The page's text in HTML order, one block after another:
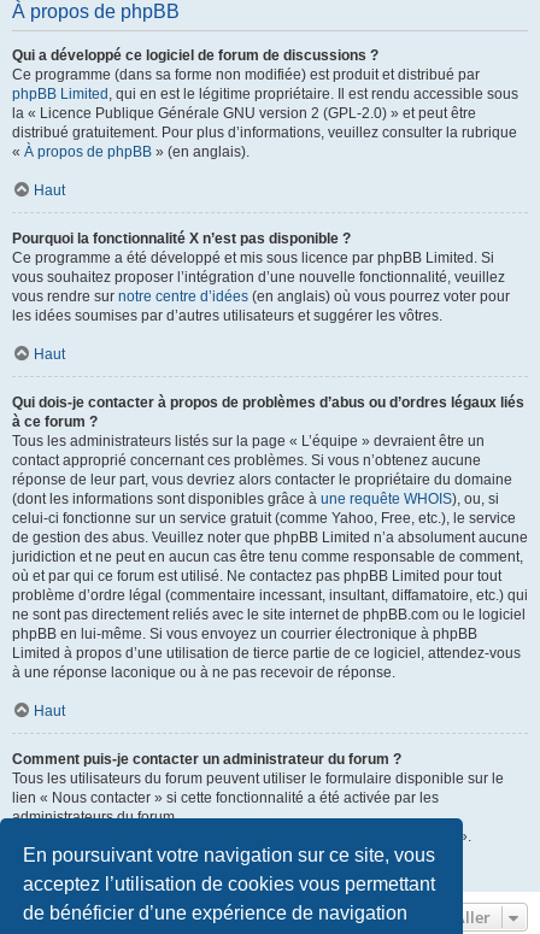
En poursuivant votre navigation sur ce site, vous
acceptez l’utilisation de cookies vous permettant
de bénéficier d’une expérience de navigation
À propos de phpBB
Qui a développé ce logiciel de forum de discussions ?
Ce programme (dans sa forme non modifiée) est produit et distribué par
phpBB Limited , qui en est le légitime propriétaire. Il est rendu accessible sous
la « Licence Publique Générale GNU version 2 (GPL-2.0) » et peut être
distribué gratuitement. Pour plus d’informations, veuillez consulter la rubrique
« À propos de phpBB » (en anglais).
Haut
Pourquoi la fonctionnalité X n’est pas disponible ?
Ce programme a été développé et mis sous licence par phpBB Limited. Si
vous souhaitez proposer l’intégration d’une nouvelle fonctionnalité, veuillez
vous rendre sur notre centre d’idées (en anglais) où vous pourrez voter pour
les idées soumises par d’autres utilisateurs et suggérer les vôtres.
Haut
Qui dois-je contacter à propos de problèmes d’abus ou d’ordres légaux liés
à ce forum ?
Tous les administrateurs listés sur la page « L’équipe » devraient être un
contact approprié concernant ces problèmes. Si vous n’obtenez aucune
réponse de leur part, vous devriez alors contacter le propriétaire du domaine
(dont les informations sont disponibles grâce à une requête WHOIS), ou, si
celui-ci fonctionne sur un service gratuit (comme Yahoo, Free, etc.), le service
de gestion des abus. Veuillez noter que phpBB Limited n’a absolument aucune
juridiction et ne peut en aucun cas être tenu comme responsable de comment,
où et par qui ce forum est utilisé. Ne contactez pas phpBB Limited pour tout
problème d’ordre légal (commentaire incessant, insultant, diffamatoire, etc.) qui
ne sont pas directement reliés avec le site internet de phpBB.com ou le logiciel
phpBB en lui-même. Si vous envoyez un courrier électronique à phpBB
Limited à propos d’une utilisation de tierce partie de ce logiciel, attendez-vous
à une réponse laconique ou à ne pas recevoir de réponse.
Haut
Comment puis-je contacter un administrateur du forum ?
Tous les utilisateurs du forum peuvent utiliser le formulaire disponible sur le
lien « Nous contacter » si cette fonctionnalité a été activée par les
administrateurs du forum.
Les membres du forum peuvent également utiliser le lien « L’équipe ».
Aller